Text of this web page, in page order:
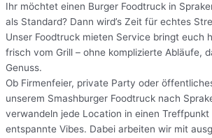
Ihr möchtet einen Burger Foodtruck in
als Standard? Dann wird’s Zeit für echtes
Unser Foodtruck mieten Service bringt euch
frisch vom Grill – ohne komplizierte Abläufe,
Genuss.
Ob Firmenfeier, private Party oder
unserem Smashburger Foodtruck nach
verwandeln jede Location in einen
entspannte Vibes. Dabei arbeiten wir mit